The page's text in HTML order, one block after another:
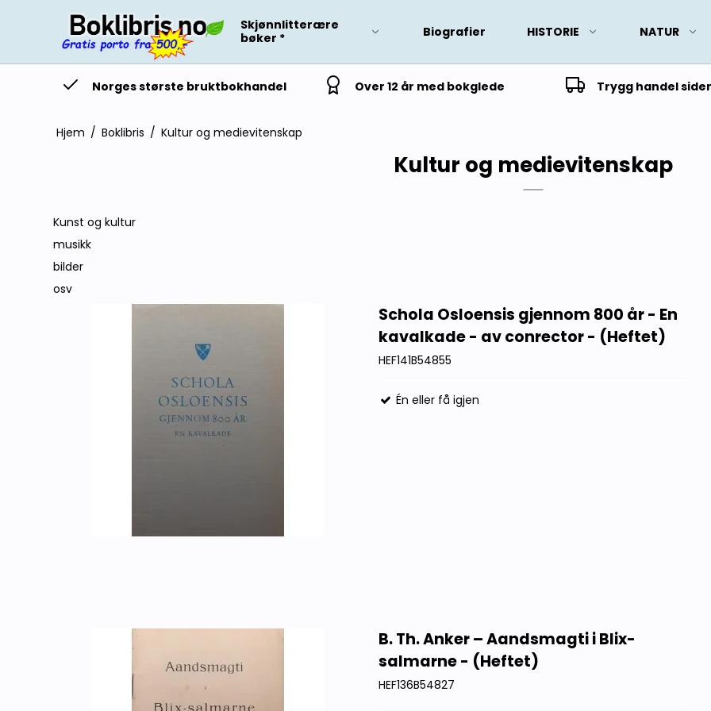
Skjønnlitterære
bøker *
Biografier HISTORIE NATUR
Norges største bruktbokhandel Over 12 år med bokglede Trygg handel
Hjem / Boklibris / Kultur og medievitenskap
Kultur og medievitenskap
Kunst og kultur
musikk
bilder
osv
Schola Osloensis gjennom 800 år - En
kavalkade - av conrector - (Heftet)
HEF141B54855
Én eller få igjen
B. Th. Anker – Aandsmagti i Blix-
salmarne - (Heftet)
HEF136B54827